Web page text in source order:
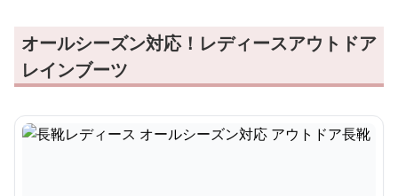
オールシーズン対応！レディースアウトドア
レインブーツ